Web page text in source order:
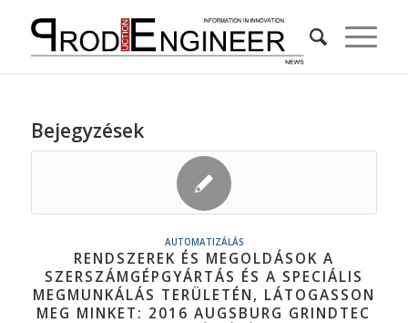
Bejegyzések
AUTOMATIZÁLÁS
RENDSZEREK ÉS MEGOLDÁSOK A
SZERSZÁMGÉPGYÁRTÁS ÉS A SPECIÁLIS
MEGMUNKÁLÁS TERÜLETÉN, LÁTOGASSON
MEG MINKET: 2016 AUGSBURG GRINDTEC